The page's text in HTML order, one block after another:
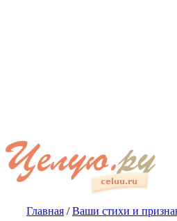
Главная /Ваши стихи и